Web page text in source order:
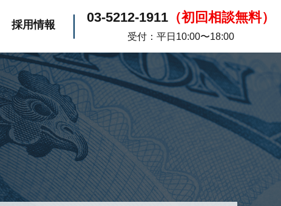
採用情報 03-5212-1911 （初回相談無料）
受付：平日10:00〜18:00